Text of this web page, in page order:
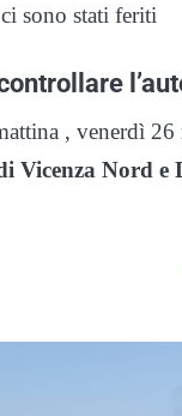
sono stati feriti
, venerdì
Vicenza Nord e